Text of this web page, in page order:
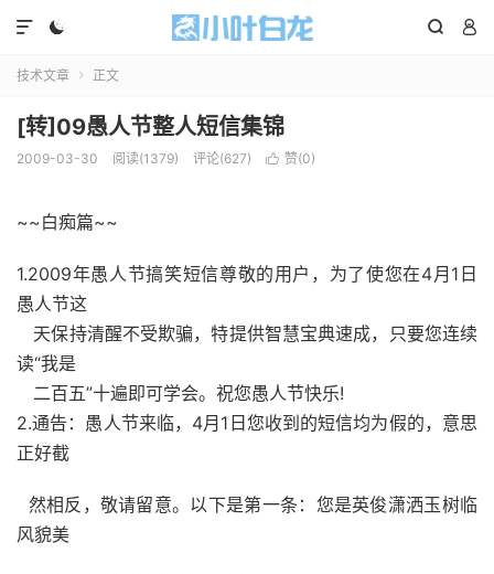
  

技术文章  正文
[转]09愚人节整人短信集锦
2009-03-30 阅读(1379) 评论(627)  赞(0)
~~白痴篇~~
1.2009年愚人节搞笑短信尊敬的用户，为了使您在4月1日
愚人节这
天保持清醒不受欺骗，特提供智慧宝典速成，只要您连续
读“我是
二百五”十遍即可学会。祝您愚人节快乐!
2.通告：愚人节来临，4月1日您收到的短信均为假的，意思
正好截
然相反，敬请留意。以下是第一条：您是英俊潇洒玉树临
风貌美